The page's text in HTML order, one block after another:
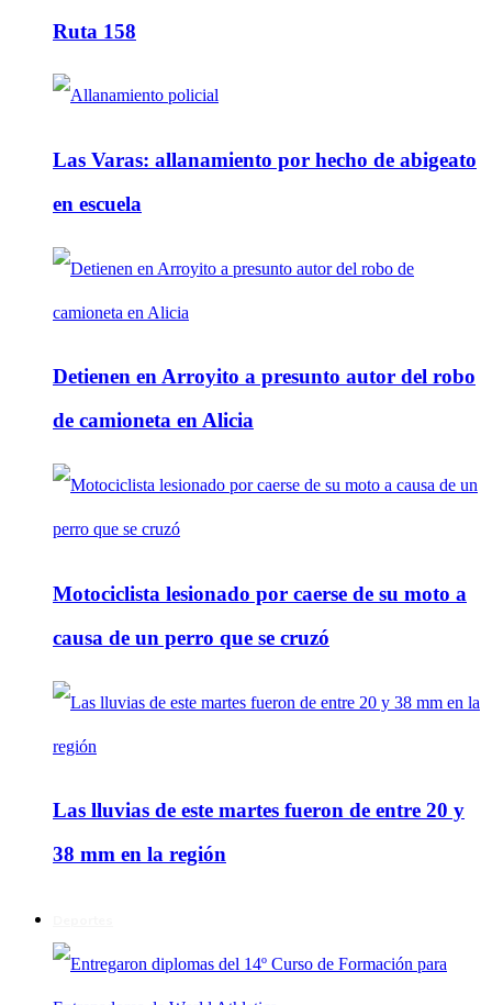
Ruta 158
Las Varas: allanamiento por hecho de abigeato
en escuela
Detienen en Arroyito a presunto autor del robo
de camioneta en Alicia
Motociclista lesionado por caerse de su moto a
causa de un perro que se cruzó
Las lluvias de este martes fueron de entre 20 y
38 mm en la región